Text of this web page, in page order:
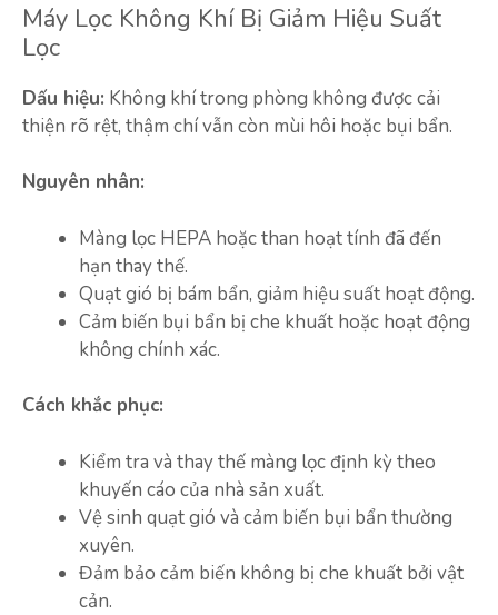
Máy Lọc Không Khí Bị Giảm Hiệu Suất
Lọc
Dấu hiệu: Không khí trong phòng không được cải
thiện rõ rệt, thậm chí vẫn còn mùi hôi hoặc bụi bẩn.
Nguyên nhân:
Màng lọc HEPA hoặc than hoạt tính đã đến
hạn thay thế.
Quạt gió bị bám bẩn, giảm hiệu suất hoạt động.
Cảm biến bụi bẩn bị che khuất hoặc hoạt động
không chính xác.
Cách khắc phục:
Kiểm tra và thay thế màng lọc định kỳ theo
khuyến cáo của nhà sản xuất.
Vệ sinh quạt gió và cảm biến bụi bẩn thường
xuyên.
Đảm bảo cảm biến không bị che khuất bởi vật
cản.